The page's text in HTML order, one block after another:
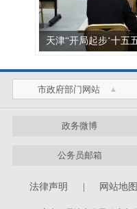
市政府部门网站
政务微博
公务员邮箱
法律声明 | 网站地图